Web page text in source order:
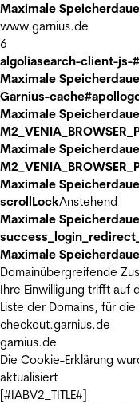
Maximale
www.garnius.de
6
algoliasearch-client-js-
Maximale
Garnius-
Maximale
Maximale
Maximale
scrollLockAnstehend
Maximale
Maximale
Domainübergreifende
Ihre Einwilligung trifft auf
Liste der Domains, für
checkout.garnius.de
garnius.de
Die Cookie-Erklärung
aktualisiert
[#IABV2_TITLE#]